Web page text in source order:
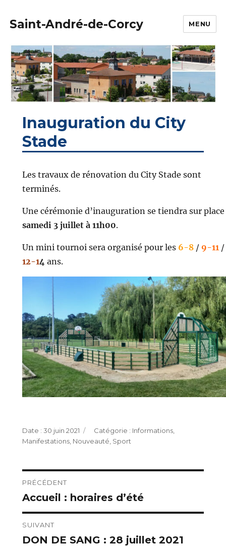
Saint-André-de-Corcy MENU
Inauguration du City
Stade
Les travaux de rénovation du City Stade sont
terminés.
Une cérémonie d’inauguration se tiendra sur place
samedi 3 juillet à 11h00.
Un mini tournoi sera organisé pour les 6-8/ 9-11/
12-14ans.
Publié
le
30 juin 2021 Catégories
Informations,
Manifestations, Nouveauté, Sport
Navigation
de
l’article
PRÉCÉDENT
Publication
précédente :
Accueil : horaires d’été
SUIVANT
Publication
DON DE SANG : 28 juillet 2021